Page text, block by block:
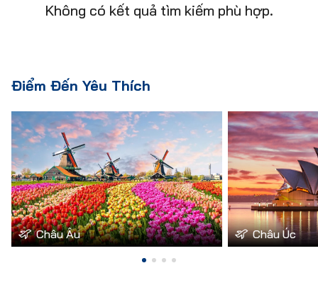
Không có kết quả tìm kiếm phù hợp.
Điểm Đến Yêu Thích
Châu Âu Châu Úc